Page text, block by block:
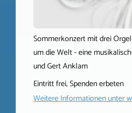
Sommerkonzert mit drei
um die Welt - eine
und Gert Anklam
Eintritt frei, Spenden erbeten
Weitere Informationen unter